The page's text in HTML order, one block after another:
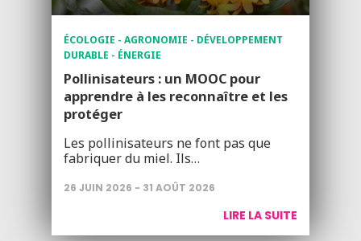
ÉCOLOGIE - AGRONOMIE - DÉVELOPPEMENT
DURABLE - ÉNERGIE
Pollinisateurs : un MOOC pour
apprendre à les reconnaître et les
protéger
Les pollinisateurs ne font pas que
fabriquer du miel. Ils…
26 JUIN 2026 - 31 AOÛT 2026
LIRE LA SUITE